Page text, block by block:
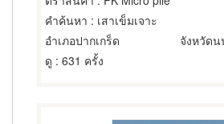
คำค้นหา : เสาเข็มเจาะ
อำเภอปากเกร็ด
จังหวัด
ดู : 631 ครั้ง